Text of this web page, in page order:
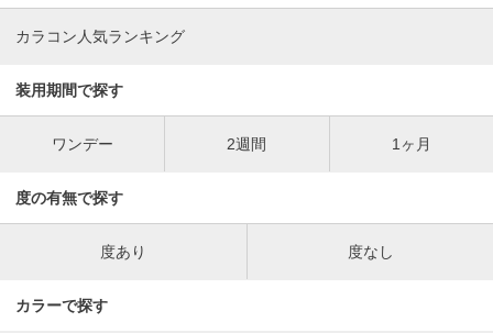
カラコン人気ランキング
装用期間で探す
ワンデー 2週間 1ヶ月
度の有無で探す
度あり 度なし
カラーで探す